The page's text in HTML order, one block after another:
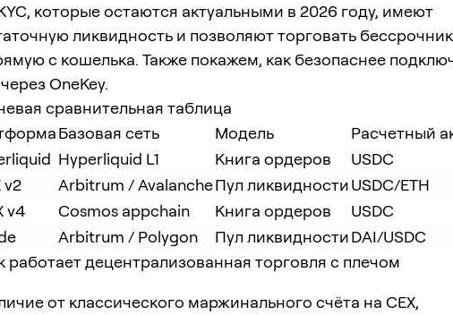
которые остаются актуальными в 2026 году, имеют
ликвидность и позволяют торговать
с кошелька. Также покажем, как безопаснее
OneKey.
сравнительная таблица
Базовая сеть Модель
Расчетный
Hyperliquid L1 Книга ордеров
USDC
v2
Arbitrum / AvalancheПул ликвидностиUSDC/ETH
v4
Cosmos appchain Книга ордеров
USDC
Arbitrum / Polygon Пул ликвидностиDAI/USDC
работает децентрализованная торговля с плечом
от классического маржинального счёта на CEX,